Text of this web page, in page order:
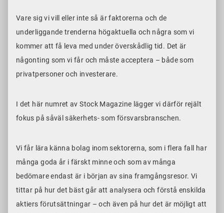
Vare sig vi vill eller inte så är faktorerna och de
underliggande trenderna högaktuella och några som vi
kommer att få leva med under överskådlig tid. Det är
någonting som vi får och måste acceptera – både som
privatpersoner och investerare.
I det här numret av Stock Magazine lägger vi därför rejält
fokus på såväl säkerhets- som försvarsbranschen.
Vi får lära känna bolag inom sektorerna, som i flera fall har
många goda år i färskt minne och som av många
bedömare endast är i början av sina framgångsresor. Vi
tittar på hur det bäst går att analysera och förstå enskilda
aktiers förutsättningar – och även på hur det är möjligt att